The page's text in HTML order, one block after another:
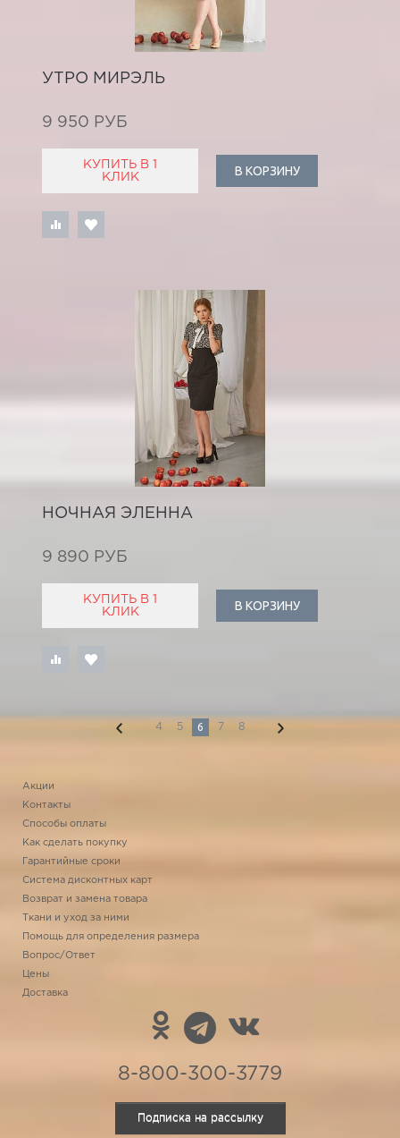
УТРО МИРЭЛЬ
9 950 РУБ
КУПИТЬ В 1
КЛИК
В КОРЗИНУ
НОЧНАЯ ЭЛЕННА
9 890 РУБ
КУПИТЬ В 1
КЛИК
В КОРЗИНУ
4 5 6 7 8
Акции
Контакты
Способы оплаты
Как сделать покупку
Гарантийные сроки
Система дисконтных карт
Возврат и замена товара
Ткани и уход за ними
Помощь для определения размера
Вопрос/Ответ
Цены
Доставка
8-800-300-3779
Подписка на рассылку